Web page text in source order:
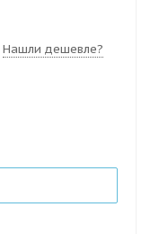
Нашли дешевле?